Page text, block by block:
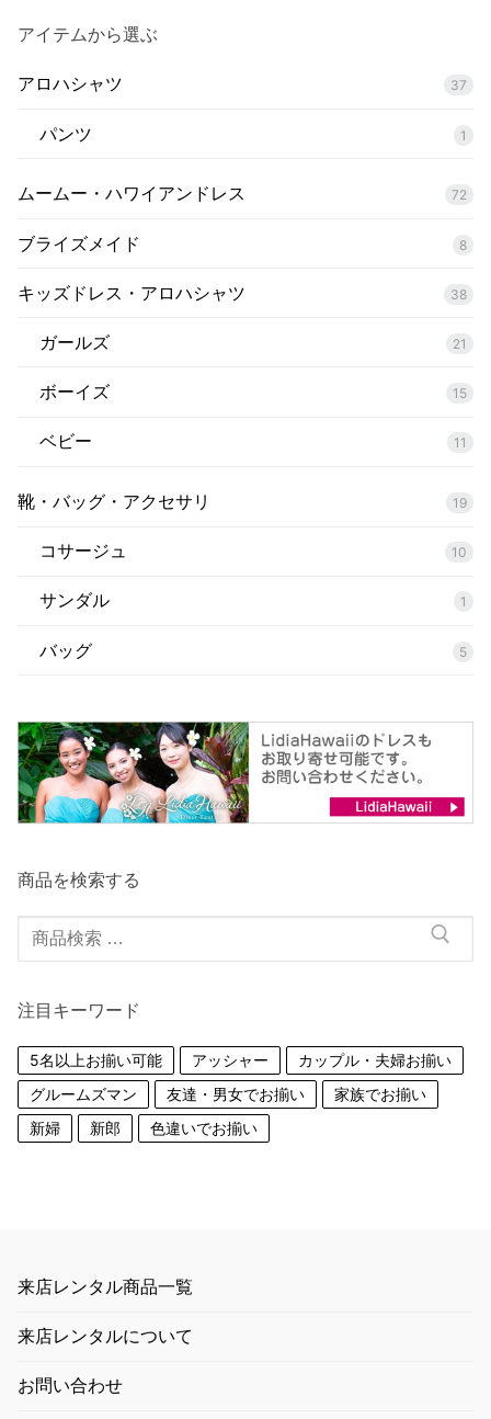
アイテムから選ぶ
アロハシャツ 37
パンツ 1
ムームー・ハワイアンドレス 72
ブライズメイド 8
キッズドレス・アロハシャツ 38
ガールズ 21
ボーイズ 15
ベビー 11
靴・バッグ・アクセサリ 19
コサージュ 10
サンダル 1
バッグ 5
商品を検索する
検
索
象:
注目キーワード
5名以上お揃い可能 アッシャー
カップル・夫婦お揃い
グルームズマン
友達・男女でお揃い
家族でお揃い
新婦
新郎 色違いでお揃い
来店レンタル商品一覧
来店レンタルについて
お問い合わせ